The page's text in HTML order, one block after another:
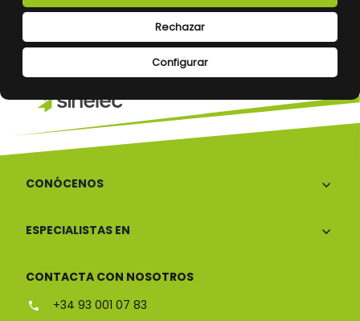
Configurar
Rechazar
Atención al cliente
CONÓCENOS
ESPECIALISTAS EN
CONTACTA CON NOSOTROS
+34 93 001 07 83